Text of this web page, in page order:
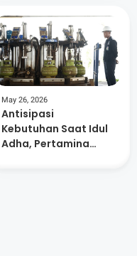
May 26, 2026
Antisipasi
Kebutuhan Saat Idul
Adha, Pertamina